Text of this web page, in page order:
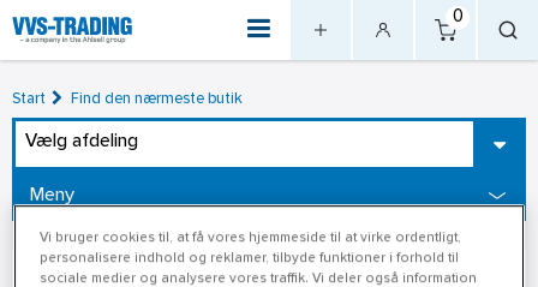
0
Start Find den nærmeste butik
Vælg afdeling
Meny
Vi bruger cookies til, at få vores hjemmeside til at virke ordentligt,
personalisere indhold og reklamer, tilbyde funktioner i forhold til
sociale medier og analysere vores traffik. Vi deler også information